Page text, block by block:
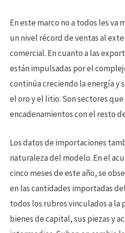
En este marco no a todos les va
un nivel récord de ventas al
comercial. En cuanto a las
están impulsadas por el
continúa creciendo la energía y
el oro y el litio. Son sectores
encadenamientos con el resto
Los datos de importaciones
naturaleza del modelo. En el
cinco meses de este año, se
en las cantidades importadas
todos los rubros vinculados a la
bienes de capital, sus piezas y